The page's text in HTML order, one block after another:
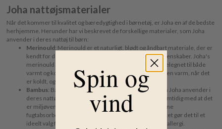
Joha nattøjsmaterialer
Når det kommer til kvalitet og bæredygtighed i børnetøj, er Joha en af de bedste
herhjemme. Herunder har vi beskrevet de forskellige materialer, som Joha
anvender i deres nattøj til børn:
Merinould: Merinould er et naturligt, blødt og åndbart materiale, der er
kendt for dets fantastiske temperaturregulerende egenskaber. Joha's
merinould er OekoTex100 certificeret og er særligt velegnet til både
varmt og koldt vejr, da det hjælper med at holde kroppen varm, når det
er koldt, og kølig, når det er varmt.
Bambus: Bambus er et andet populært materiale, som Joha anvender i
deres nattøj. Bambus er utrolig blødt og behageligt, samtidig med at det
er miljøvenligt og bæredygtigt. Bambus er kendt for sine
fugtabsorberende og antibakterielle egenskaber, hvilket gør det til et
ideelt valg for følsom hud og for personer, der lider af allergi.
Spin og
vind